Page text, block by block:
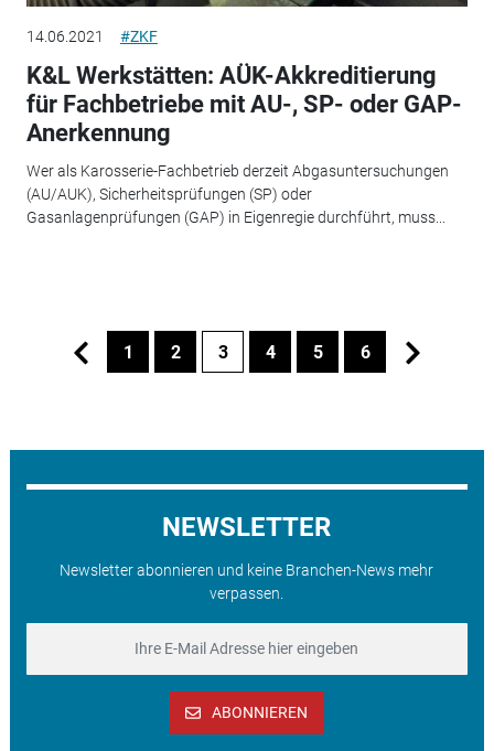
14.06.2021 #ZKF
K&L Werkstätten: AÜK-Akkreditierung
für Fachbetriebe mit AU-, SP- oder GAP-
Anerkennung
Wer als Karosserie-Fachbetrieb derzeit Abgasuntersuchungen
(AU/AUK), Sicherheitsprüfungen (SP) oder
Gasanlagenprüfungen (GAP) in Eigenregie durchführt, muss...
1 2 3 4 5 6
NEWSLETTER
Newsletter abonnieren und keine Branchen-News mehr
verpassen.
ABONNIEREN